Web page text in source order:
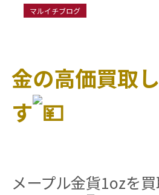
マルイチブログ
金の高価買取
す
メープル金貨1ozを